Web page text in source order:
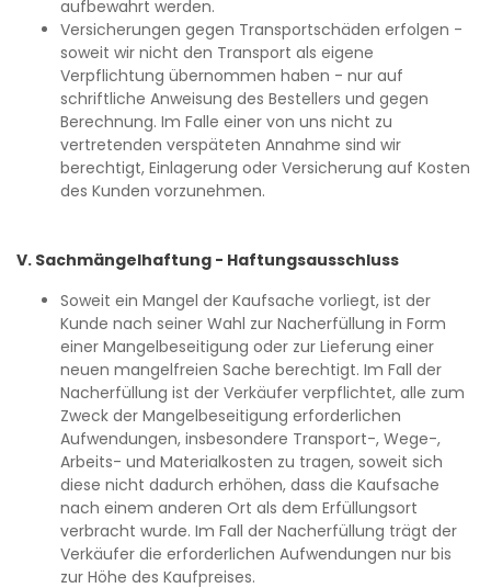
aufbewahrt werden.
Versicherungen gegen Transportschäden erfolgen -
soweit wir nicht den Transport als eigene
Verpflichtung übernommen haben - nur auf
schriftliche Anweisung des Bestellers und gegen
Berechnung. Im Falle einer von uns nicht zu
vertretenden verspäteten Annahme sind wir
berechtigt, Einlagerung oder Versicherung auf Kosten
des Kunden vorzunehmen.
V. Sachmängelhaftung - Haftungsausschluss
Soweit ein Mangel der Kaufsache vorliegt, ist der
Kunde nach seiner Wahl zur Nacherfüllung in Form
einer Mangelbeseitigung oder zur Lieferung einer
neuen mangelfreien Sache berechtigt. Im Fall der
Nacherfüllung ist der Verkäufer verpflichtet, alle zum
Zweck der Mangelbeseitigung erforderlichen
Aufwendungen, insbesondere Transport-, Wege-,
Arbeits- und Materialkosten zu tragen, soweit sich
diese nicht dadurch erhöhen, dass die Kaufsache
nach einem anderen Ort als dem Erfüllungsort
verbracht wurde. Im Fall der Nacherfüllung trägt der
Verkäufer die erforderlichen Aufwendungen nur bis
zur Höhe des Kaufpreises.